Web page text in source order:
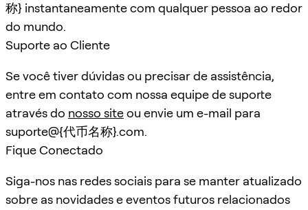
称} instantaneamente com qualquer pessoa ao redor
do mundo.
Suporte ao Cliente
Se você tiver dúvidas ou precisar de assistência,
entre em contato com nossa equipe de suporte
através do nosso siteou envie um e-mail para
suporte@{代币名称}.com.
Fique Conectado
Siga-nos nas redes sociais para se manter atualizado
sobre as novidades e eventos futuros relacionados